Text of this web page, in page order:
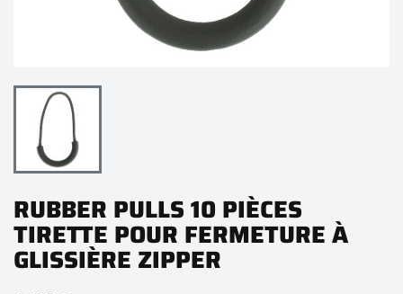
RUBBER PULLS 10 PIÈCES
TIRETTE POUR FERMETURE À
GLISSIÈRE ZIPPER